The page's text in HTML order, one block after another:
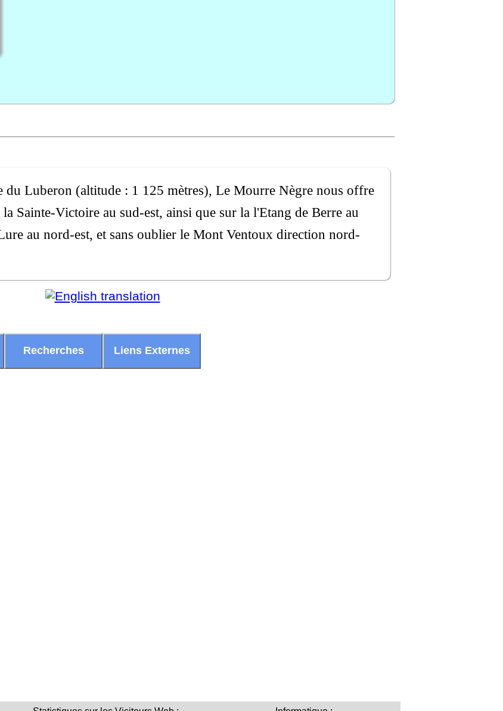
du Luberon (altitude : 1 125 mètres), Le Mourre Nègre nous offre
Sainte-Victoire au sud-est, ainsi que sur la l'Etang de Berre au
au nord-est, et sans oublier le Mont Ventoux direction nord-
Recherches Liens Externes